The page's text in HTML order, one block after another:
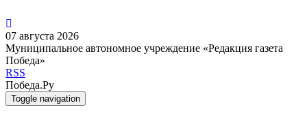
07 августа 2026
Муниципальное автономное учреждение «Редакция газета
Победа»
RSS
Победа.Ру
Toggle navigation